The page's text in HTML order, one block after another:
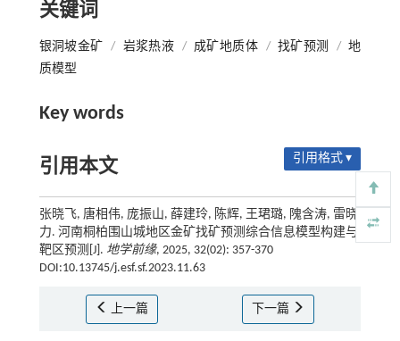
关键词
银洞坡金矿 / 岩浆热液 / 成矿地质体 / 找矿预测 / 地
质模型
Key words
引用本文 引用格式 ▾
张晓飞, 唐相伟, 庞振山, 薛建玲, 陈辉, 王珺璐, 隗含涛, 雷晓
力. 河南桐柏围山城地区金矿找矿预测综合信息模型构建与
靶区预测[J]. 地学前缘, 2025, 32(02): 357-370
DOI:10.13745/j.esf.sf.2023.11.63
上一篇 下一篇